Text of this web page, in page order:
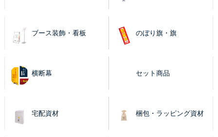
ブース装飾・看板 のぼり旗・旗
横断幕 セット商品
宅配資材 梱包・ラッピング資材